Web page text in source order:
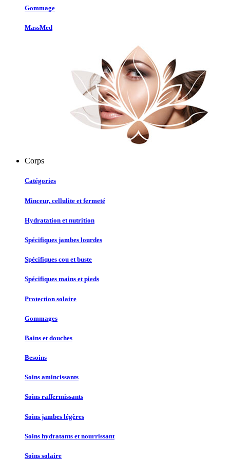
Gommage
MassMed
Corps
Catégories
Minceur, cellulite et fermeté
Hydratation et nutrition
Spécifiques jambes lourdes
Spécifiques cou et buste
Spécifiques mains et pieds
Protection solaire
Gommages
Bains et douches
Besoins
Soins amincissants
Soins raffermissants
Soins jambes légères
Soins hydratants et nourrissant
Soins solaire